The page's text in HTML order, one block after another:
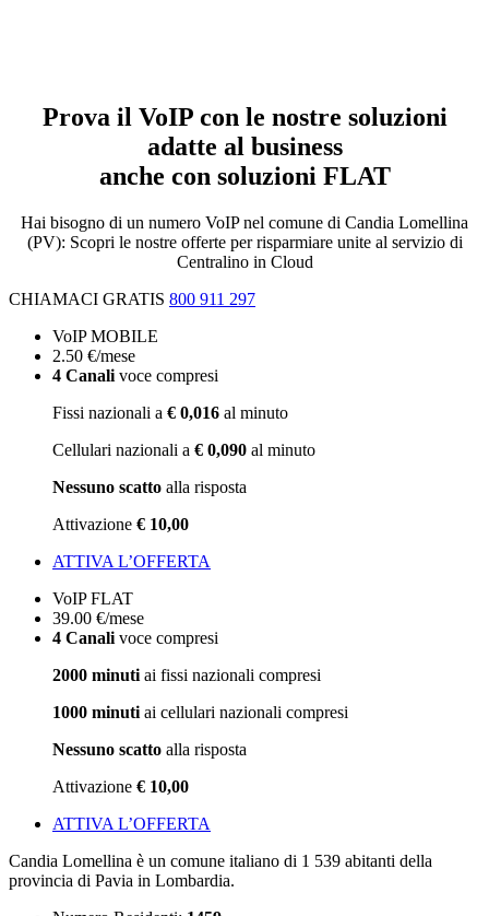
Prova il VoIP con le nostre soluzioni
adatte al business
anche con soluzioni FLAT
Hai bisogno di un numero VoIP nel comune di Candia Lomellina
(PV): Scopri le nostre offerte per risparmiare unite al servizio di
Centralino in Cloud
CHIAMACI GRATIS 800 911 297
VoIP MOBILE
2.50 €/mese
4 Canali voce compresi
Fissi nazionali a € 0,016 al minuto
Cellulari nazionali a € 0,090 al minuto
Nessuno scatto alla risposta
Attivazione € 10,00
ATTIVA L’OFFERTA
VoIP FLAT
39.00 €/mese
4 Canali voce compresi
2000 minuti ai fissi nazionali compresi
1000 minuti ai cellulari nazionali compresi
Nessuno scatto alla risposta
Attivazione € 10,00
ATTIVA L’OFFERTA
Candia Lomellina è un comune italiano di 1 539 abitanti della
provincia di Pavia in Lombardia.